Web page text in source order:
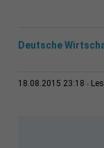
Deutsche
18.08.2015 23:18